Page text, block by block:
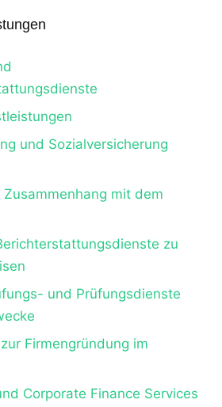
und Sozialversicherung
mit dem
zu
und Prüfungsdienste
Firmengründung im
Corporate Finance Services